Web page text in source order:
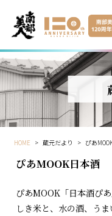
HOME > 蔵元だより > ぴあ
ぴあMOOK日本酒
ぴあMOOK「日本酒ぴ
しき米と、水の酒、う